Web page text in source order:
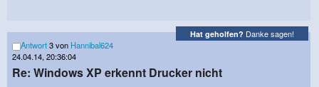
Hat geholfen? Danke sagen!
Antwort3 von Hannibal624
24.04.14, 20:36:04
Re: Windows XP erkennt Drucker nicht